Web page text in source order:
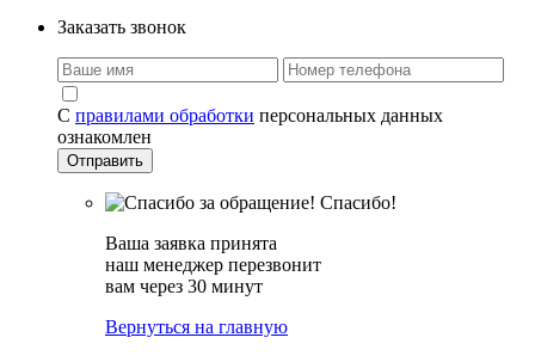
Заказать звонок
С правилами обработки персональных данных
ознакомлен
Спасибо!
Ваша заявка принята
наш менеджер перезвонит
вам через 30 минут
Вернуться на главную